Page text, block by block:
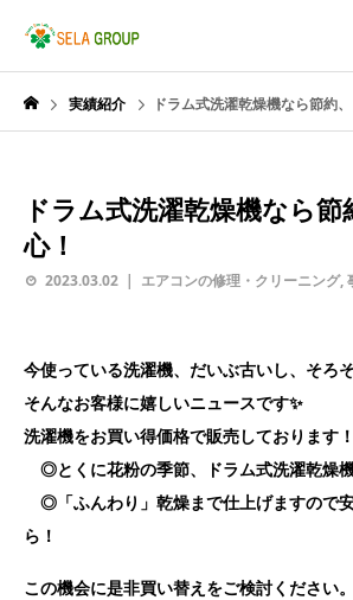
実績紹介 ドラム式洗濯乾燥機なら節約
ドラム式洗濯乾燥機なら
心！
2023.03.02 エアコンの修理・クリーニング,
今使っている洗濯機、だいぶ古いし、そろ
そんなお客様に嬉しいニュースです✨
洗濯機をお買い得価格で販売しております！
◎とくに花粉の季節、ドラム式洗濯乾燥
◎「ふんわり」乾燥まで仕上げますので
ら！
この機会に是非買い替えをご検討ください。